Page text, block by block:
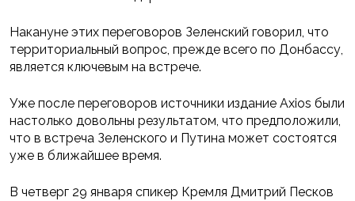
Накануне этих переговоров Зеленский говорил, что
территориальный вопрос, прежде всего по Донбассу,
является ключевым на встрече.
Уже после переговоров источники издание Axios были
настолько довольны результатом, что предположили,
что в встреча Зеленского и Путина может состоятся
уже в ближайшее время.
В четверг 29 января спикер Кремля Дмитрий Песков